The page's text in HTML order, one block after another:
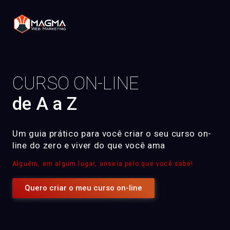
CURSO ON-LINE
de A a Z
Um guia prático para você criar o seu curso on-
line do zero e viver do que você ama
Alguém, em algum lugar, anseia pelo que você sabe!
Quero criar o meu curso on-line